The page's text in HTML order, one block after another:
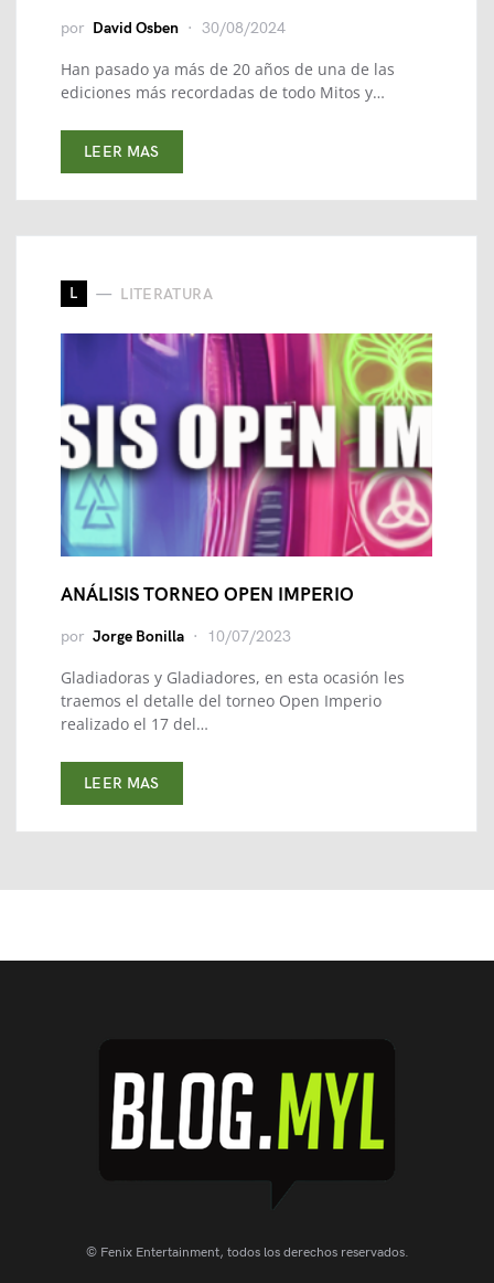
por David Osben 30/08/2024
Han pasado ya más de 20 años de una de las
ediciones más recordadas de todo Mitos y…
LEER MAS
L LITERATURA
ANÁLISIS TORNEO OPEN IMPERIO
por Jorge Bonilla 10/07/2023
Gladiadoras y Gladiadores, en esta ocasión les
traemos el detalle del torneo Open Imperio
realizado el 17 del…
LEER MAS
© Fenix Entertainment, todos los derechos reservados.